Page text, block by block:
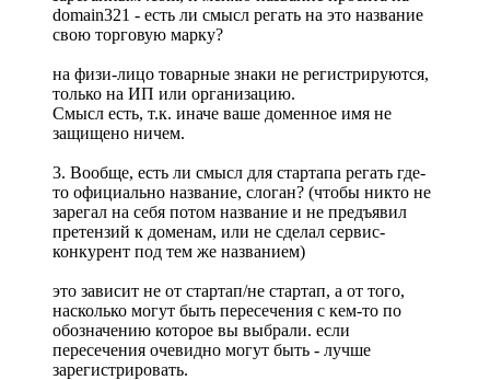
domain321 - есть ли смысл регать на это название
свою торговую марку?
на физи-лицо товарные знаки не регистрируются,
только на ИП или организацию.
Смысл есть, т.к. иначе ваше доменное имя не
защищено ничем.
3. Вообще, есть ли смысл для стартапа регать где-
то официально название, слоган? (чтобы никто не
зарегал на себя потом название и не предъявил
претензий к доменам, или не сделал сервис-
конкурент под тем же названием)
это зависит не от стартап/не стартап, а от того,
насколько могут быть пересечения с кем-то по
обозначению которое вы выбрали. если
пересечения очевидно могут быть - лучше
зарегистрировать.